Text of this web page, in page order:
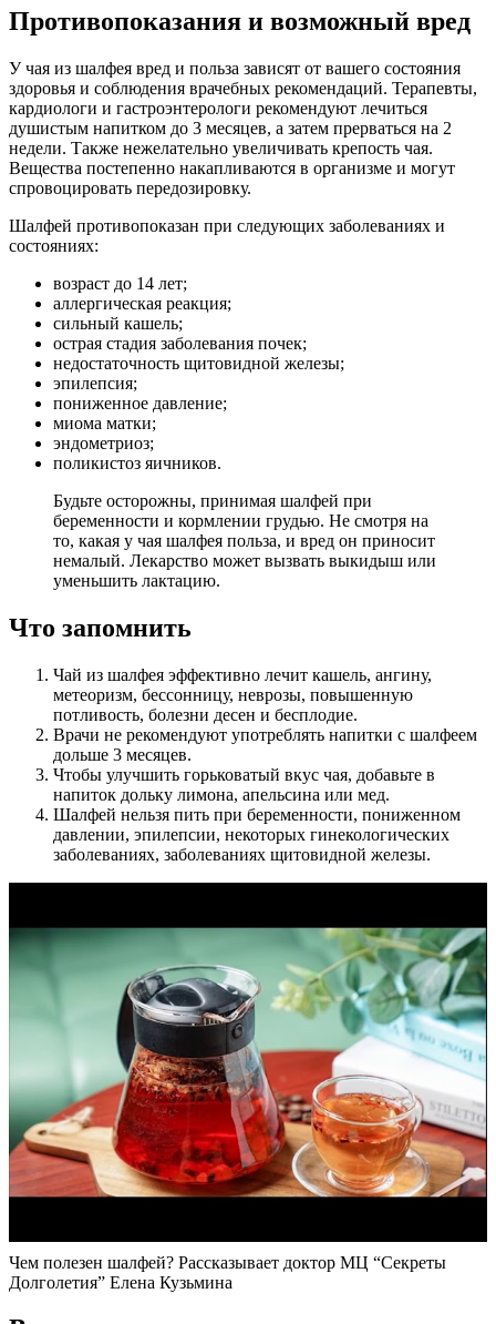
Противопоказания и возможный вред
У чая из шалфея вред и польза зависят от вашего состояния
здоровья и соблюдения врачебных рекомендаций. Терапевты,
кардиологи и гастроэнтерологи рекомендуют лечиться
душистым напитком до 3 месяцев, а затем прерваться на 2
недели. Также нежелательно увеличивать крепость чая.
Вещества постепенно накапливаются в организме и могут
спровоцировать передозировку.
Шалфей противопоказан при следующих заболеваниях и
состояниях:
возраст до 14 лет;
аллергическая реакция;
сильный кашель;
острая стадия заболевания почек;
недостаточность щитовидной железы;
эпилепсия;
пониженное давление;
миома матки;
эндометриоз;
поликистоз яичников.
Будьте осторожны, принимая шалфей при
беременности и кормлении грудью. Не смотря на
то, какая у чая шалфея польза, и вред он приносит
немалый. Лекарство может вызвать выкидыш или
уменьшить лактацию.
Что запомнить
Чай из шалфея эффективно лечит кашель, ангину,
метеоризм, бессонницу, неврозы, повышенную
потливость, болезни десен и бесплодие.
Врачи не рекомендуют употреблять напитки с шалфеем
дольше 3 месяцев.
Чтобы улучшить горьковатый вкус чая, добавьте в
напиток дольку лимона, апельсина или мед.
Шалфей нельзя пить при беременности, пониженном
давлении, эпилепсии, некоторых гинекологических
заболеваниях, заболеваниях щитовидной железы.
Чем полезен шалфей? Рассказывает доктор МЦ “Секреты
Долголетия” Елена Кузьмина